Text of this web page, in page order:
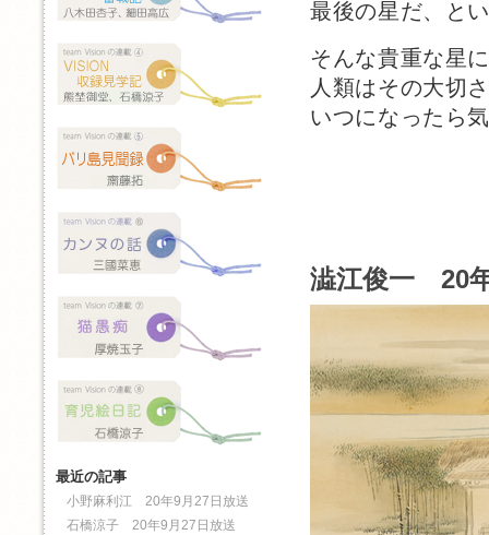
最後の星だ、と
そんな貴重な星
人類はその大切
いつになったら
澁江俊一 20
最近の記事
小野麻利江 20年9月27日放送
石橋涼子 20年9月27日放送